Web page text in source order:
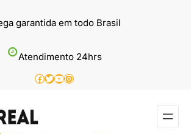
garantida em todo Brasil
Atendimento 24hrs
Facebook
Twitter
Youtube
Instagram